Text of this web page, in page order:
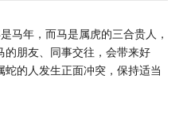
马年，而马是属虎的三合贵人，
的朋友、同事交往，会带来好
的人发生正面冲突，保持适当